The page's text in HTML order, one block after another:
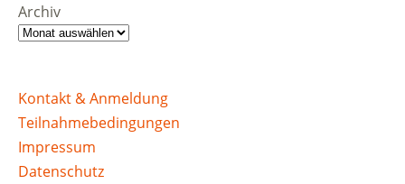
Archiv
Kontakt & Anmeldung
Teilnahmebedingungen
Impressum
Datenschutz